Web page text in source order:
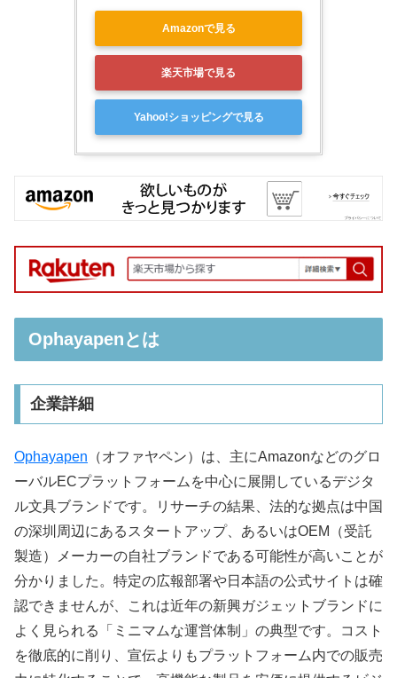
Amazonで見る
楽天市場で見る
Yahoo!ショッピングで見る
Ophayapenとは
企業詳細
Ophayapen （オファヤペン）は、主にAmazonなどのグロ
ーバルECプラットフォームを中心に展開しているデジタ
ル文具ブランドです。リサーチの結果、法的な拠点は中国
の深圳周辺にあるスタートアップ、あるいはOEM（受託
製造）メーカーの自社ブランドである可能性が高いことが
分かりました。特定の広報部署や日本語の公式サイトは確
認できませんが、これは近年の新興ガジェットブランドに
よく見られる「ミニマムな運営体制」の典型です。コスト
を徹底的に削り、宣伝よりもプラットフォーム内での販売